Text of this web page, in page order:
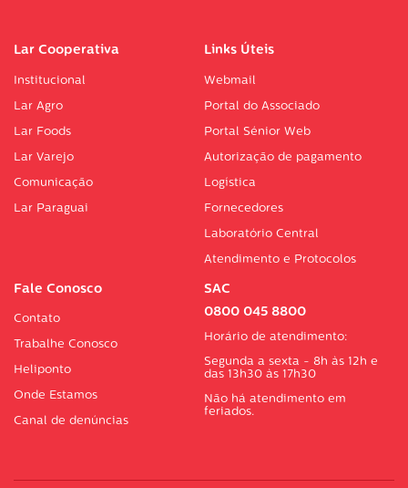
Lar Cooperativa
Institucional
Lar Agro
Lar Foods
Lar Varejo
Comunicação
Lar Paraguai
Links Úteis
Webmail
Portal do Associado
Portal Sénior Web
Autorização de pagamento
Logística
Fornecedores
Laboratório Central
Atendimento e Protocolos
Fale Conosco
Contato
Trabalhe Conosco
Heliponto
Onde Estamos
Canal de denúncias
SAC
0800 045 8800
Horário de atendimento:
Segunda a sexta - 8h às 12h e
das 13h30 às 17h30
Não há atendimento em
feriados.